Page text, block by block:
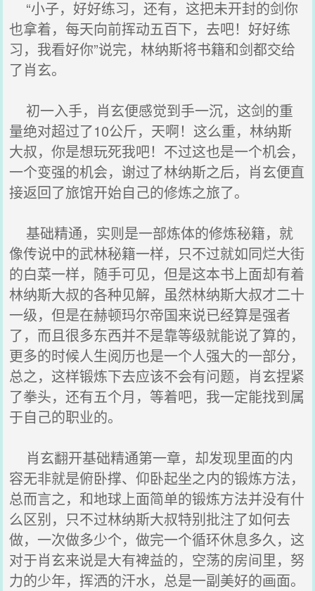
“小子，好好练习，还有，这把未开封的剑你
也拿着，每天向前挥动五百下，去吧！好好练
习，我看好你”说完，林纳斯将书籍和剑都交给
了肖玄。
初一入手，肖玄便感觉到手一沉，这剑的重
量绝对超过了10公斤，天啊！这么重，林纳斯
大叔，你是想玩死我吧！不过这也是一个机会，
一个变强的机会，谢过了林纳斯之后，肖玄便直
接返回了旅馆开始自己的修炼之旅了。
基础精通，实则是一部炼体的修炼秘籍，就
像传说中的武林秘籍一样，只不过就如同烂大街
的白菜一样，随手可见，但是这本书上面却有着
林纳斯大叔的各种见解，虽然林纳斯大叔才二十
一级，但是在赫顿玛尔帝国来说已经算是强者
了，而且很多东西并不是靠等级就能说了算的，
更多的时候人生阅历也是一个人强大的一部分，
总之，这样锻炼下去应该不会有问题，肖玄捏紧
了拳头，还有五个月，等着吧，我一定能找到属
于自己的职业的。
肖玄翻开基础精通第一章，却发现里面的内
容无非就是俯卧撑、仰卧起坐之内的锻炼方法，
总而言之，和地球上面简单的锻炼方法并没有什
么区别，只不过林纳斯大叔特别批注了如何去
做，一次做多少个，做完一个循环休息多久，这
对于肖玄来说是大有裨益的，空荡的房间里，努
力的少年，挥洒的汗水，总是一副美好的画面。